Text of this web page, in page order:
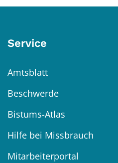
Service
Amtsblatt
Beschwerde
Bistums-Atlas
Hilfe bei Missbrauch
Mitarbeiterportal